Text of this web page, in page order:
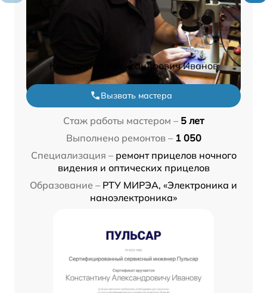
Константин Александрович Иванов
Вызвать мастера
Стаж работы мастером – 5 лет
Выполнено ремонтов – 1 050
Специализация – ремонт прицелов ночного
видения и оптических прицелов
Образование – РТУ МИРЭА, «Электроника и
наноэлектроника»